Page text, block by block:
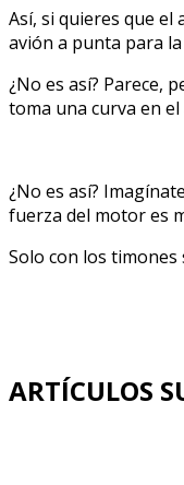
Así, si quieres que el
avión a punta para la
¿No es así? Parece,
toma una curva en
¿No es así?
fuerza del motor es
Solo con los
ARTÍCULOS